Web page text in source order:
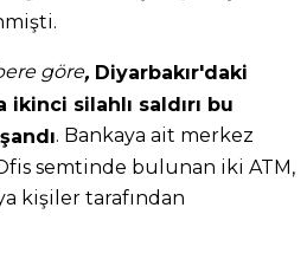
göre, Diyarbakır'daki
ikinci silahlı saldırı bu
. Bankaya ait merkez
semtinde bulunan iki ATM,
kişiler tarafından